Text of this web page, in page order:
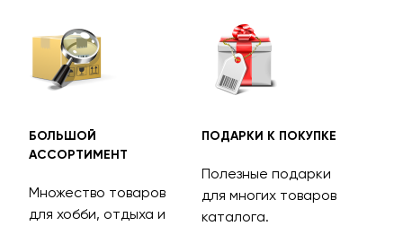
БОЛЬШОЙ
АССОРТИМЕНТ
Множество товаров
для хобби, отдыха и
ПОДАРКИ К ПОКУПКЕ
Полезные подарки
для многих товаров
каталога.